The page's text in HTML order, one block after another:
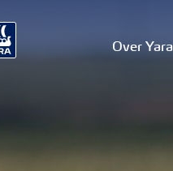
Over Yara